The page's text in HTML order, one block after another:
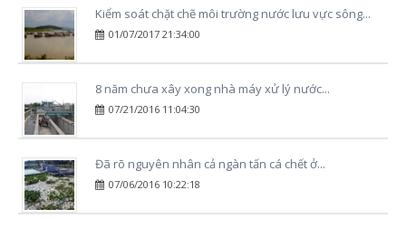
Kiểm soát chặt chẽ môi trường nước lưu vực sông...
01/07/2017 21:34:00
8 năm chưa xây xong nhà máy xử lý nước...
07/21/2016 11:04:30
Đã rõ nguyên nhân cả ngàn tấn cá chết ở...
07/06/2016 10:22:18